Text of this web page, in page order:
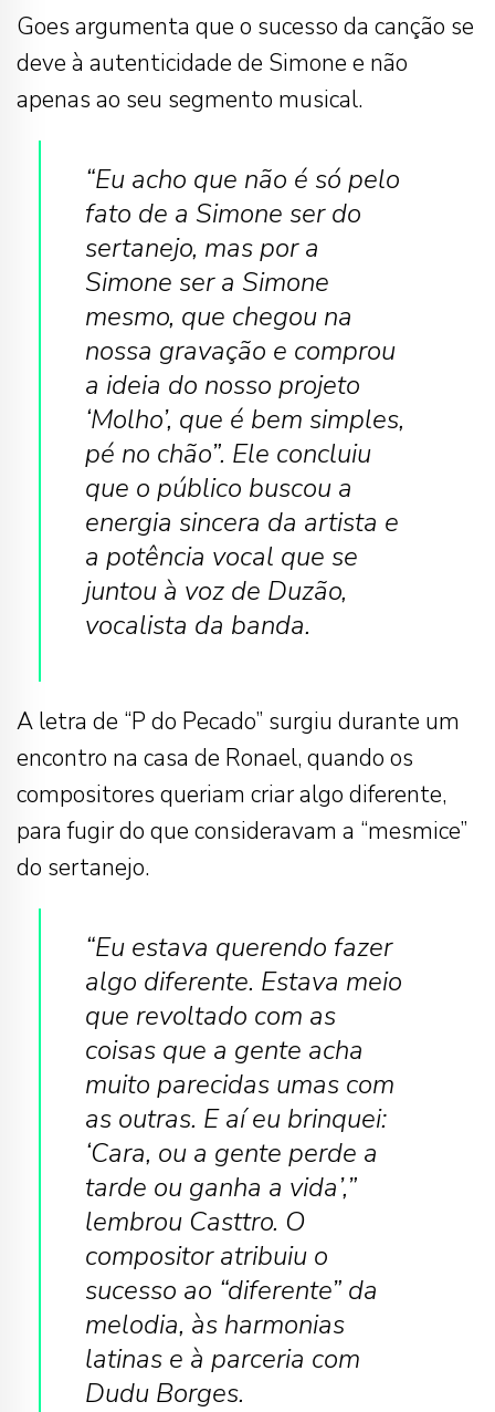
Goes argumenta que o sucesso da canção se
deve à autenticidade de Simone e não
apenas ao seu segmento musical.
“Eu acho que não é só pelo
fato de a Simone ser do
sertanejo, mas por a
Simone ser a Simone
mesmo, que chegou na
nossa gravação e comprou
a ideia do nosso projeto
‘Molho’, que é bem simples,
pé no chão”. Ele concluiu
que o público buscou a
energia sincera da artista e
a potência vocal que se
juntou à voz de Duzão,
vocalista da banda.
A letra de “P do Pecado” surgiu durante um
encontro na casa de Ronael, quando os
compositores queriam criar algo diferente,
para fugir do que consideravam a “mesmice”
do sertanejo.
“Eu estava querendo fazer
algo diferente. Estava meio
que revoltado com as
coisas que a gente acha
muito parecidas umas com
as outras. E aí eu brinquei:
‘Cara, ou a gente perde a
tarde ou ganha a vida’,”
lembrou Casttro. O
compositor atribuiu o
sucesso ao “diferente” da
melodia, às harmonias
latinas e à parceria com
Dudu Borges.